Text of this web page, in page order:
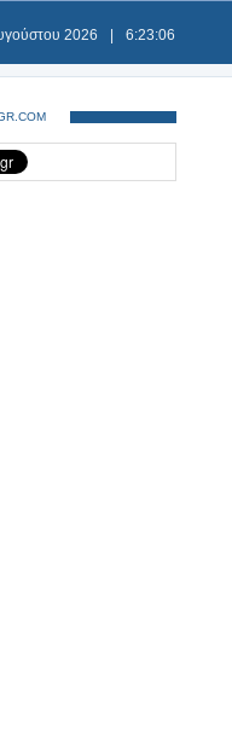
2026 6:23:07